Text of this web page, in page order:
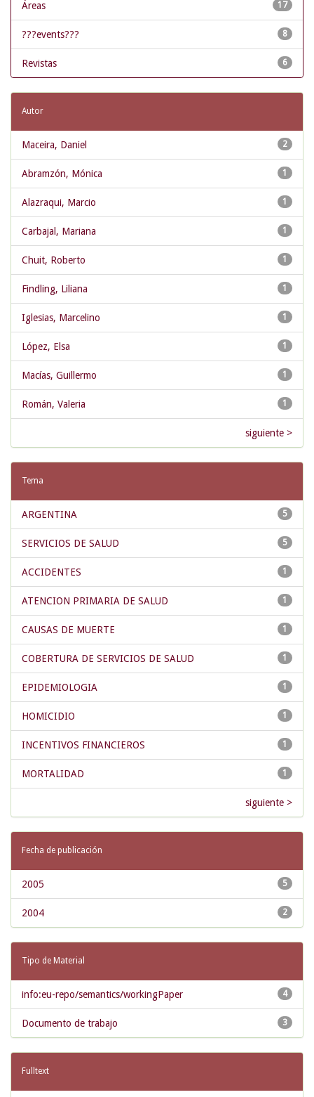
17
Áreas
8
???events???
6
Revistas
Autor
2
Maceira, Daniel
1
Abramzón, Mónica
1
Alazraqui, Marcio
1
Carbajal, Mariana
1
Chuit, Roberto
1
Findling, Liliana
1
Iglesias, Marcelino
1
López, Elsa
1
Macías, Guillermo
1
Román, Valeria
siguiente >
Tema
5
ARGENTINA
5
SERVICIOS DE SALUD
1
ACCIDENTES
1
ATENCION PRIMARIA DE SALUD
1
CAUSAS DE MUERTE
1
COBERTURA DE SERVICIOS DE SALUD
1
EPIDEMIOLOGIA
1
HOMICIDIO
1
INCENTIVOS FINANCIEROS
1
MORTALIDAD
siguiente >
Fecha de publicación
5
2005
2
2004
Tipo de Material
4
info:eu-repo/semantics/workingPaper
3
Documento de trabajo
Fulltext